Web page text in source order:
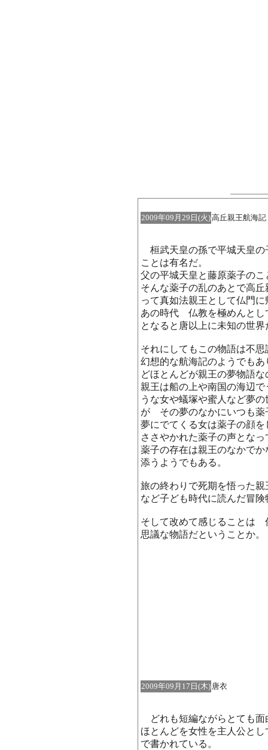
2009年09月29日(火)高丘親
桓武天皇の孫で平城天皇の
ことは有名だ。
父の平城天皇と藤原薬子の
そんな薬子の乱のあとで高
って真如法親王として仏門
あの時代 仏教を極めんとし
となると唐以上に未知の世
それにしてもこの物語は不
幻想的な航海記のようでも
どほとんどが親王の夢物語な
親王は船の上や南国の海辺
うな女や蟻塚や蜜人など夢
が その夢のなかにいつも薬
夢にでてくる女は薬子の顔
ささやかれた薬子の声となっ
薬子の存在は親王のなかで
添うようでもある。
旅の終わりで死期を悟った
など子ども時代に読んだ冒
そして改めて感じることは
思議な物語だということか。
2009年09月17日(木) 唐
どれも短編ながらとても面
ほとんどを女性を主人公と
で書かれている。